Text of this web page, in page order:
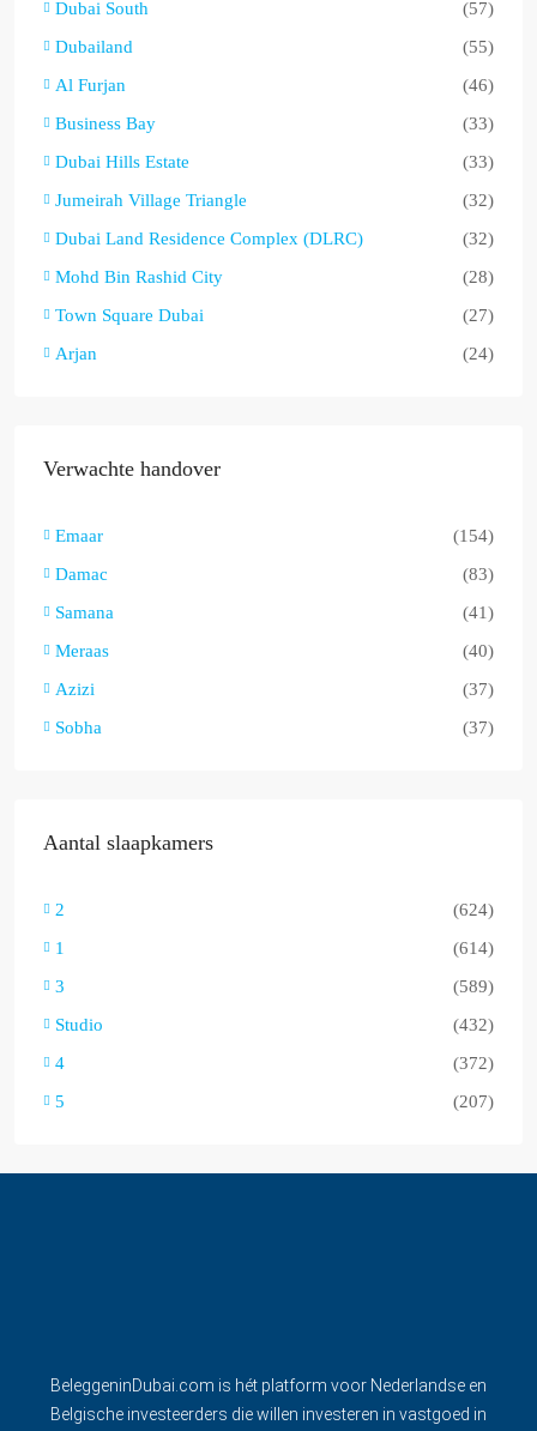
Dubai South
(57)
Dubailand
(55)
Al Furjan
(46)
Business Bay
(33)
Dubai Hills Estate
(33)
Jumeirah Village Triangle
(32)
Dubai Land Residence Complex (DLRC)
(32)
Mohd Bin Rashid City
(28)
Town Square Dubai
(27)
Arjan
(24)
Verwachte handover
Emaar
(154)
Damac
(83)
Samana
(41)
Meraas
(40)
Azizi
(37)
Sobha
(37)
Aantal slaapkamers
2
(624)
1
(614)
3
(589)
Studio
(432)
4
(372)
5
(207)
BeleggeninDubai.com is hét platform voor Nederlandse en
Belgische investeerders die willen investeren in vastgoed in